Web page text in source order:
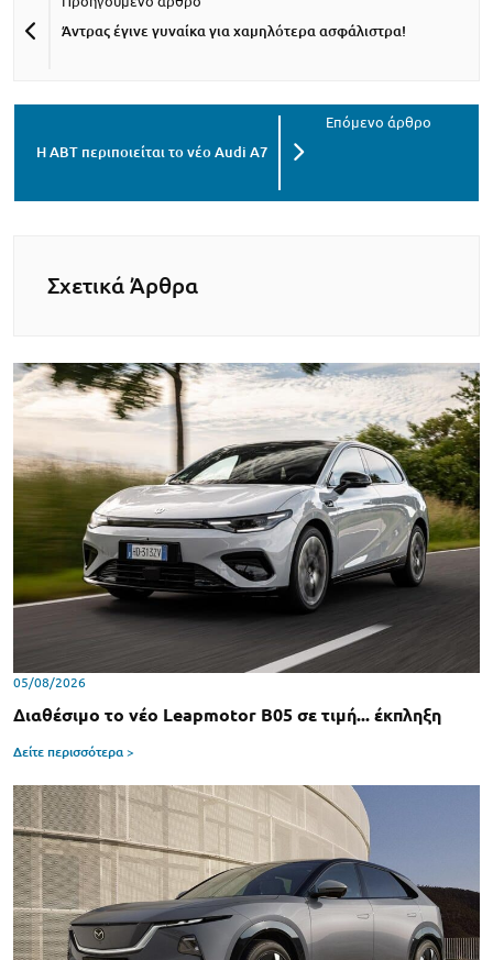
Άντρας έγινε γυναίκα για χαμηλότερα ασφάλιστρα!
Η ABT περιποιείται το νέο Audi A7
Σχετικά Άρθρα
05/08/2026
Διαθέσιμο το νέο Leapmotor B05 σε τιμή... έκπληξη
Δείτε περισσότερα >